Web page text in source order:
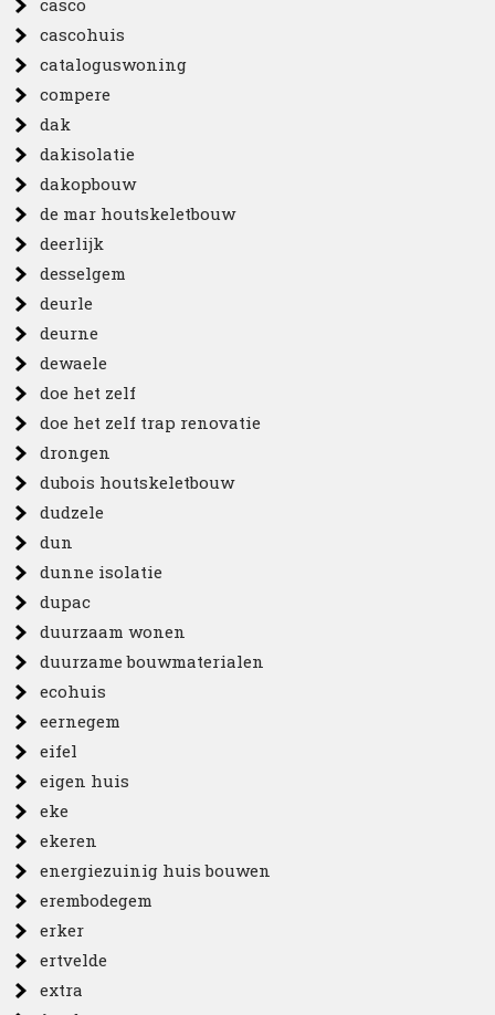
cascohuis
cataloguswoning
compere
dak
dakisolatie
dakopbouw
de mar houtskeletbouw
deerlijk
desselgem
deurle
deurne
dewaele
doe het zelf
doe het zelf trap renovatie
drongen
dubois houtskeletbouw
dudzele
dun
dunne isolatie
dupac
duurzaam wonen
duurzame bouwmaterialen
ecohuis
eernegem
eifel
eigen huis
eke
ekeren
energiezuinig huis bouwen
erembodegem
erker
ertvelde
extra